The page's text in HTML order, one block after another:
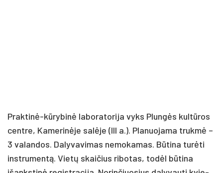
Prak­ti­nė-kū­ry­bi­nė la­bo­ra­to­ri­ja vyks Plun­gės kul­tū­ros
cent­re, Ka­me­ri­nė­je sa­lė­je (III a.). Pla­nuo­ja­ma truk­mė –
3 va­lan­dos. Da­ly­va­vi­mas ne­mo­ka­mas. Bū­ti­na tu­rė­ti
inst­ru­men­tą. Vie­tų skai­čius ri­bo­tas, to­dėl bū­ti­na